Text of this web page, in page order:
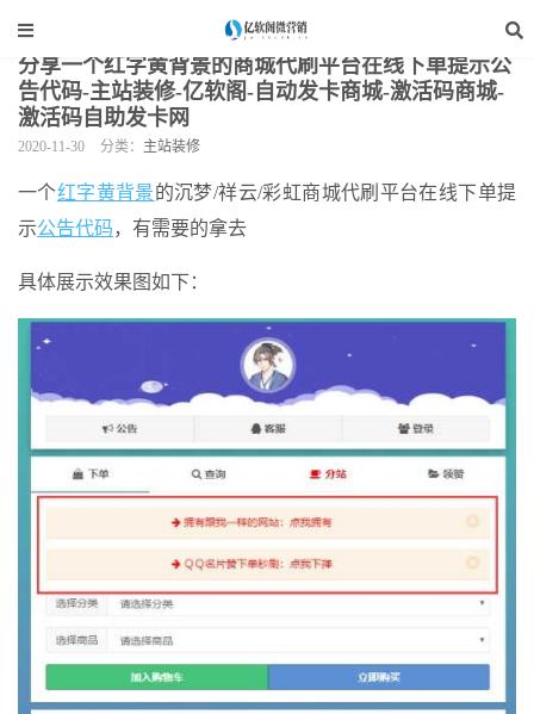
当前位置： 网站装修 > 主站装修
分享一个红字黄背景的商城代刷平台在线下单提示公
告代码-主站装修-亿软阁-自动发卡商城-激活码商城-
激活码自助发卡网
2020-11-30 分类： 主站装修
一个红字黄背景的沉梦/祥云/彩虹商城代刷平台在线下单提
示公告代码，有需要的拿去
具体展示效果图如下：